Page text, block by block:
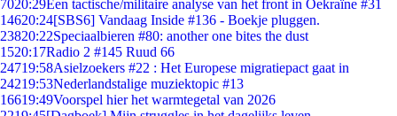
7020:29Een tactische/militaire analyse van het front in Oekraïne #31
14620:24[SBS6] Vandaag Inside #136 - Boekje pluggen.
23820:22Speciaalbieren #80: another one bites the dust
1520:17Radio 2 #145 Ruud 66
24719:58Asielzoekers #22 : Het Europese migratiepact gaat in
24219:53Nederlandstalige muziektopic #13
16619:49Voorspel hier het warmtegetal van 2026